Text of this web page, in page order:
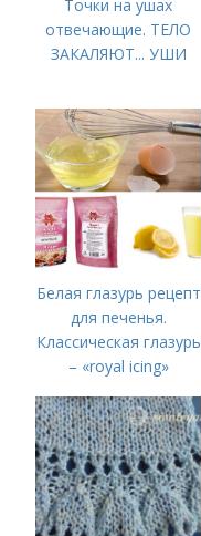
Точки на ушах
отвечающие. ТЕЛО
ЗАКАЛЯЮТ... УШИ
Белая глазурь рецепт
для печенья.
Классическая глазурь
– «royal icing»